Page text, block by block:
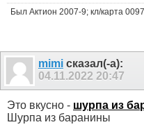
Был Актион 2007-9; кл/карта
mimi сказал(-а):
04.11.2022 20:47
Это вкусно - шурпа из
Шурпа из баранины